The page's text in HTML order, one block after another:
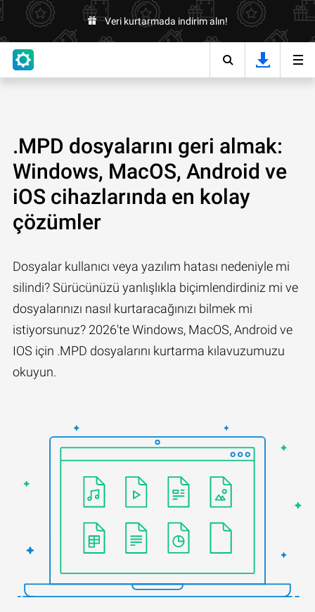
Veri kurtarmada indirim alın!
.MPD dosyalarını geri almak:
Windows, MacOS, Android ve
iOS cihazlarında en kolay
çözümler
Dosyalar kullanıcı veya yazılım hatası nedeniyle mi
silindi? Sürücünüzü yanlışlıkla biçimlendirdiniz mi ve
dosyalarınızı nasıl kurtaracağınızı bilmek mi
istiyorsunuz? 2026'te Windows, MacOS, Android ve
IOS için .MPD dosyalarını kurtarma kılavuzumuzu
okuyun.